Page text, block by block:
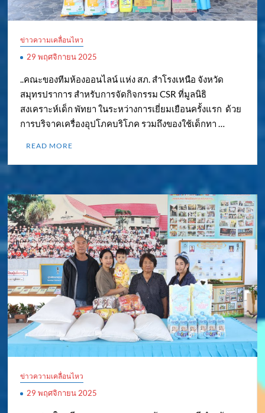
ข่าวความเคลื่อนไหว
29 พฤศจิกายน 2025
..คณะของทีมห้องออนไลน์ แห่ง สภ. สำโรงเหนือ จังหวัด
สมุทรปราการ สำหรับการจัดกิจกรรม CSR ที่มูลนิธิ
สงเคราะห์เด็ก พัทยา ในระหว่างการเยี่ยมเยือนครั้งแรก ด้วย
การบริจาคเครื่องอุปโภคบริโภค รวมถึงของใช้เด็กทา …
READ MORE
ข่าวความเคลื่อนไหว
29 พฤศจิกายน 2025